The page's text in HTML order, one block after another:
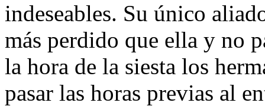
indeseables. Su único
más perdido que ella y no
la hora de la siesta los
pasar las horas previas al